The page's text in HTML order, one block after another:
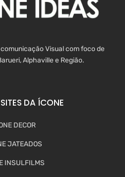
Visual com foco de
Alphaville e Região.
DA ÍCONE
DECOR
JATEADOS
INSULFILMS